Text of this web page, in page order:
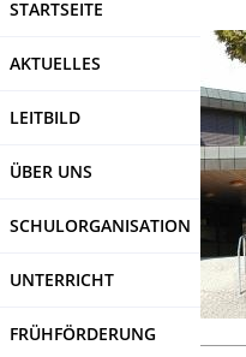
Direkt
Inhalt
STARTSEITE
AKTUELLES
LEITBILD
ÜBER UNS
SCHULORGANISATION
UNTERRICHT
FRÜHFÖRDERUNG